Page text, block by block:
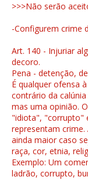
>>>Não serão
-Configurem crime
Art. 140 - Injuriar
decoro.
Pena - detenção,
É qualquer ofensa
contrário da
mas uma opinião.
"idiota", "corrupto"
representam
ainda maior caso
raça, cor, etnia,
Exemplo: Um
ladrão, corrupto,